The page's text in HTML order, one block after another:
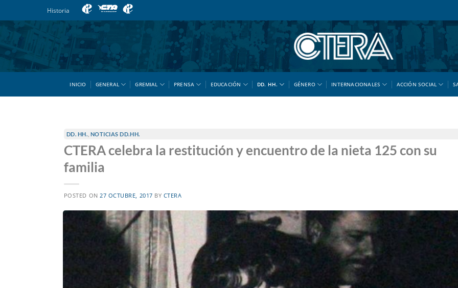
al
contenido
Historia
INICIO GENERAL GREMIAL PRENSA EDUCACIÓN DD. HH. GÉNERO INTERNACIONALES ACCIÓN SOCIAL
DD. HH. NOTICIAS DD.HH.
CTERA celebra la restitución y encuentro de la nieta 125 con su
familia
POSTED ON27 OCTUBRE, 2017 BY CTERA